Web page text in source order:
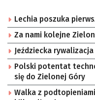
Lechia poszuka
Za nami kolejne
Jeździecka
Polski potentat
się do Zielonej Góry
Walka z